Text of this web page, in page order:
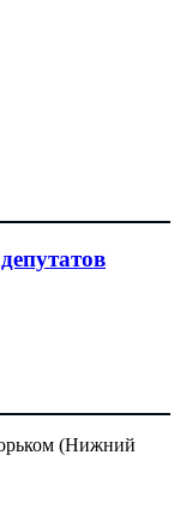
(Нижний